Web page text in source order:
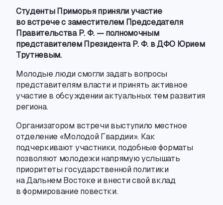
Студенты Приморья приняли участие
во встрече с заместителем Председателя
Правительства Р. Ф.— полномочным
представителем Президента Р. Ф. в ДФО Юрием
Трутневым.
Молодые люди смогли задать вопросы
представителям власти и принять активное
участие в обсуждении актуальных тем развития
региона.
Организатором встречи выступило местное
отделение «Молодой Гвардии». Как
подчеркивают участники, подобные форматы
позволяют молодежи напрямую услышать
приоритеты государственной политики
на Дальнем Востоке и внести свой вклад
в формирование повестки.